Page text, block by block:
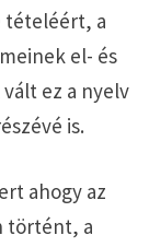
tételéért, a
el- és
ez a nyelv
is.
ahogy az
történt, a